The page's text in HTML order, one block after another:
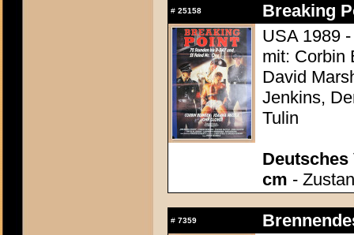
# 25158
Breaking
USA 1989
mit: Corbin
David
Jenkins,
Tulin
Deutsches
cm -
# 7359